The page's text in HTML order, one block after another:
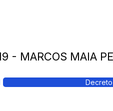
- MARCOS MAIA
Decreto